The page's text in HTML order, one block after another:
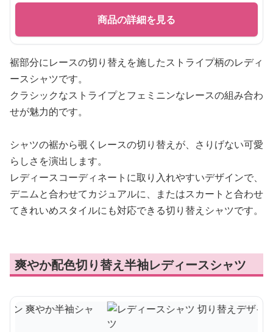
商品の詳細を見る
裾部分にレースの切り替えを施したストライプ柄のレディ
ースシャツです。
クラシックなストライプとフェミニンなレースの組み合わ
せが魅力的です。
シャツの裾から覗くレースの切り替えが、さりげない可愛
らしさを演出します。
レディースコーディネートに取り入れやすいデザインで、
デニムと合わせてカジュアルに、またはスカートと合わせ
てきれいめスタイルにも対応できる切り替えシャツです。
爽やか配色切り替え半袖レディースシャツ